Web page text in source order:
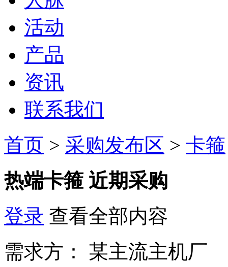
活动
产品
资讯
联系我们
首页 > 采购发布区 > 卡箍
热端卡箍 近期采购
登录 查看全部内容
需求方：
某主流主机厂